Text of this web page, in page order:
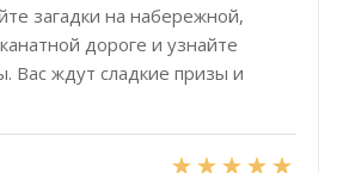
загадки на набережной,
дороге и узнайте
Вас ждут сладкие призы и